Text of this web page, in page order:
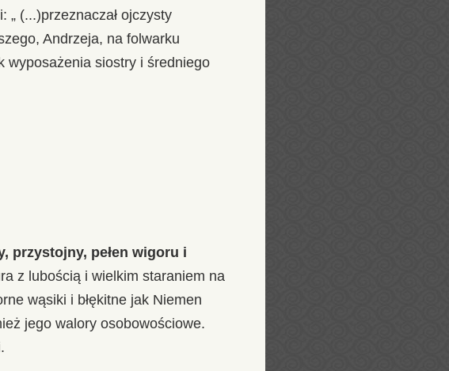
„ (...)przeznaczał ojczysty
Andrzeja, na folwarku
wyposażenia siostry i średniego
przystojny, pełen wigoru i
z lubością i wielkim staraniem na
wąsiki i błękitne jak Niemen
jego walory osobowościowe.